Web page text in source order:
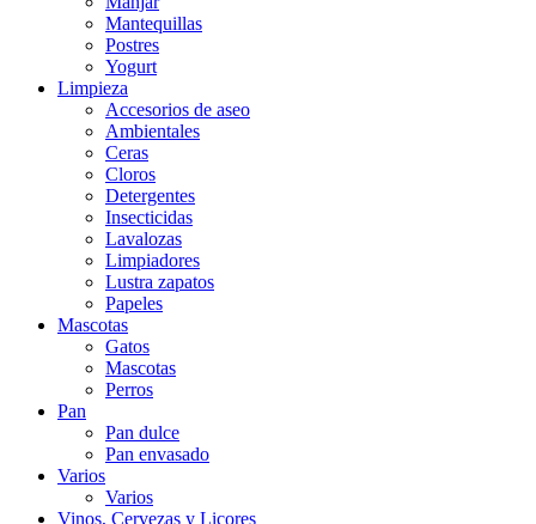
Mantequillas
Postres
Yogurt
Limpieza
Accesorios de aseo
Ambientales
Ceras
Cloros
Detergentes
Insecticidas
Lavalozas
Limpiadores
Lustra zapatos
Papeles
Mascotas
Gatos
Mascotas
Perros
Pan
Pan dulce
Pan envasado
Varios
Varios
Vinos, Cervezas y Licores